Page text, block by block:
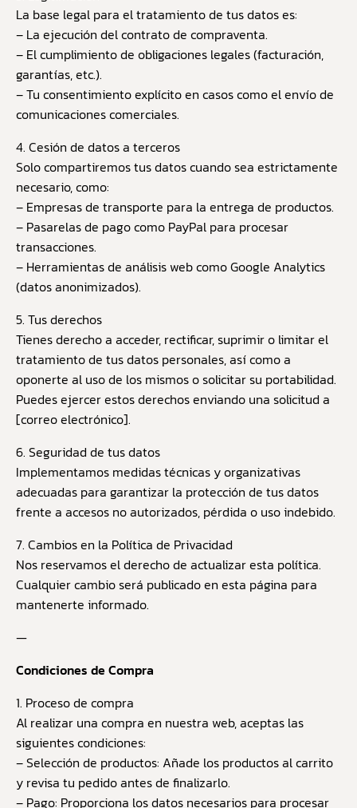
La base legal para el tratamiento de tus datos es:
– La ejecución del contrato de compraventa.
– El cumplimiento de obligaciones legales (facturación,
garantías, etc.).
– Tu consentimiento explícito en casos como el envío de
comunicaciones comerciales.
4. Cesión de datos a terceros
Solo compartiremos tus datos cuando sea estrictamente
necesario, como:
– Empresas de transporte para la entrega de productos.
– Pasarelas de pago como PayPal para procesar
transacciones.
– Herramientas de análisis web como Google Analytics
(datos anonimizados).
5. Tus derechos
Tienes derecho a acceder, rectificar, suprimir o limitar el
tratamiento de tus datos personales, así como a
oponerte al uso de los mismos o solicitar su portabilidad.
Puedes ejercer estos derechos enviando una solicitud a
[correo electrónico].
6. Seguridad de tus datos
Implementamos medidas técnicas y organizativas
adecuadas para garantizar la protección de tus datos
frente a accesos no autorizados, pérdida o uso indebido.
7. Cambios en la Política de Privacidad
Nos reservamos el derecho de actualizar esta política.
Cualquier cambio será publicado en esta página para
mantenerte informado.
—
Condiciones de Compra
1. Proceso de compra
Al realizar una compra en nuestra web, aceptas las
siguientes condiciones:
– Selección de productos: Añade los productos al carrito
y revisa tu pedido antes de finalizarlo.
– Pago: Proporciona los datos necesarios para procesar